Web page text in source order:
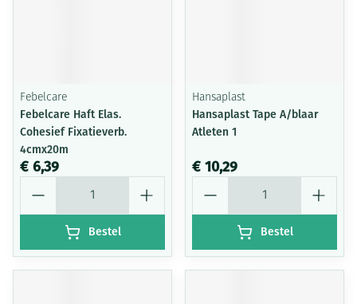
Febelcare
Febelcare Haft Elas.
Cohesief Fixatieverb.
4cmx20m
€ 6,39
Bestel
Hansaplast
Hansaplast Tape A/blaar
Atleten 1
€ 10,29
Bestel